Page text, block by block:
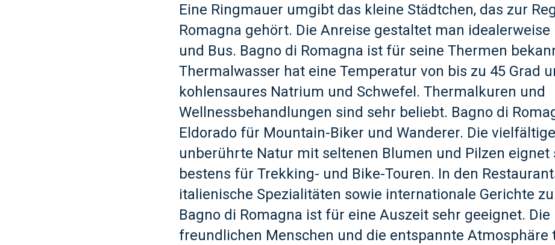
Eine Ringmauer umgibt das kleine Städtchen, das zur
Romagna gehört. Die Anreise gestaltet man idealerweise
und Bus. Bagno di Romagna ist für seine Thermen
Thermalwasser hat eine Temperatur von bis zu 45 Grad
kohlensaures Natrium und Schwefel. Thermalkuren und
Wellnessbehandlungen sind sehr beliebt. Bagno di
Eldorado für Mountain-Biker und Wanderer. Die vielfältige
unberührte Natur mit seltenen Blumen und Pilzen eignet
bestens für Trekking- und Bike-Touren. In den
italienische Spezialitäten sowie internationale Gerichte
Bagno di Romagna ist für eine Auszeit sehr geeignet. Die
freundlichen Menschen und die entspannte Atmosphäre